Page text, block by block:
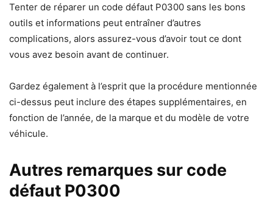
Tenter de réparer un code défaut P0300 sans les bons
outils et informations peut entraîner d’autres
complications, alors assurez-vous d’avoir tout ce dont
vous avez besoin avant de continuer.
Gardez également à l’esprit que la procédure mentionnée
ci-dessus peut inclure des étapes supplémentaires, en
fonction de l’année, de la marque et du modèle de votre
véhicule.
Autres remarques sur code
défaut P0300